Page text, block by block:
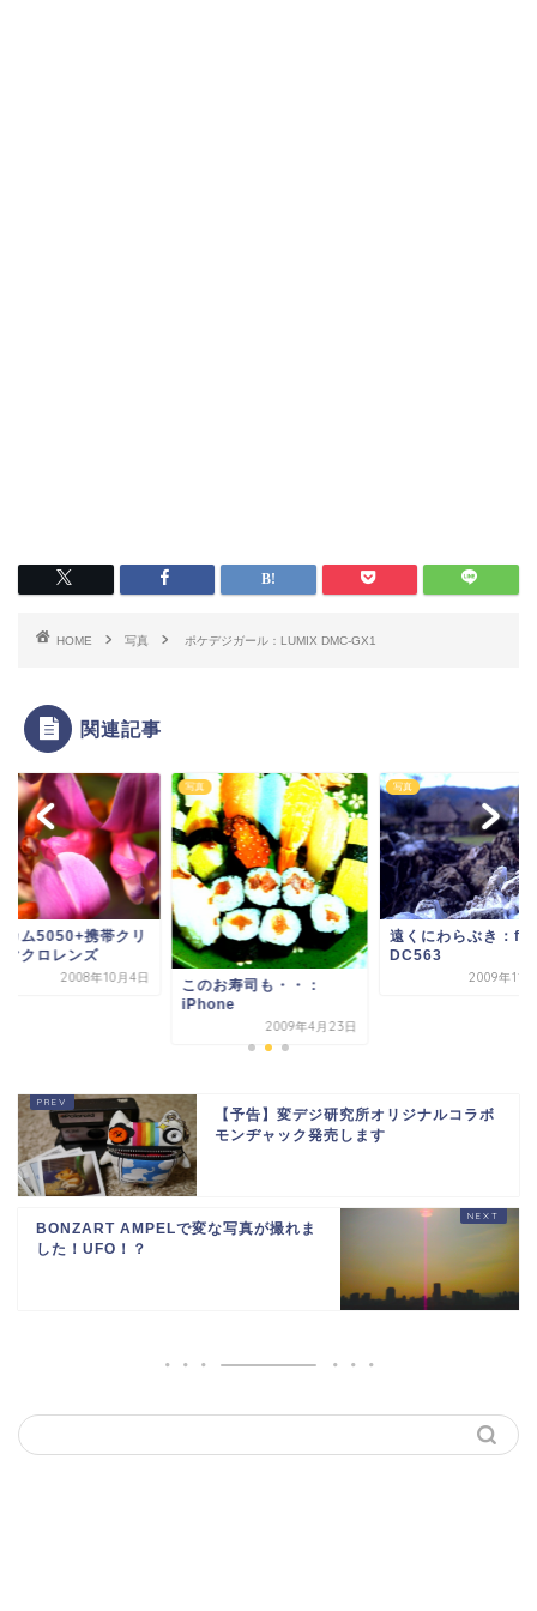
HOME 写真 ポケデジガール：LUMIX DMC-GX1
関連記事
カム5050+携帯クリ
マクロレンズ
2008年10月4日
写真
このお寿司も・・：
iPhone
2009年4月23日
写真
遠くにわらぶき：
DC563
2009年11
【予告】変デジ研究所オリジナルコラボ
モンヂャック発売します
BONZART AMPELで変な写真が撮れま
した！UFO！？